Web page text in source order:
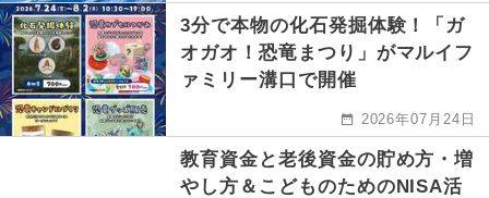
3分で本物の化石発掘体験！「ガ
オガオ！恐竜まつり」がマルイフ
ァミリー溝口で開催
2026年07月24日
教育資金と老後資金の貯め方・増
やし方＆こどものためのNISA活